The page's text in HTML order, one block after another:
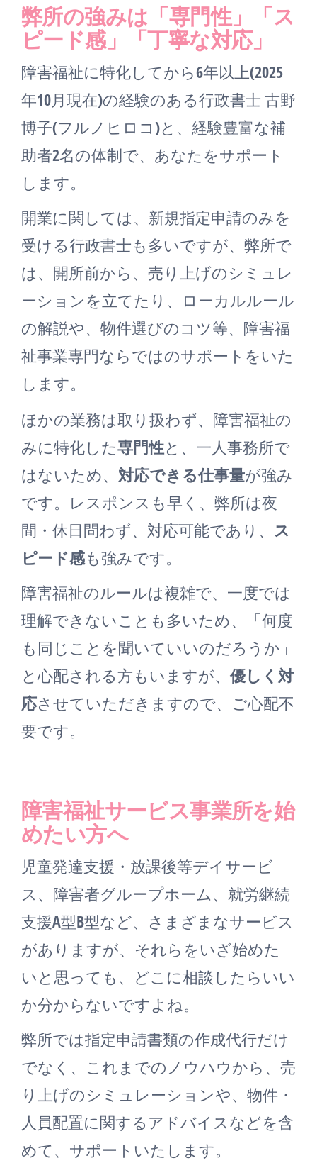
弊所の強みは「専門性」「ス
ピード感」「丁寧な対応」
障害福祉に特化してから6年以上(2025
年10月現在)の経験のある行政書士 古野
博子(フルノヒロコ)と、経験豊富な補
助者2名の体制で、あなたをサポート
します。
開業に関しては、新規指定申請のみを
受ける行政書士も多いですが、弊所で
は、開所前から、売り上げのシミュレ
ーションを立てたり、ローカルルール
の解説や、物件選びのコツ等、障害福
祉事業専門ならではのサポートをいた
します。
ほかの業務は取り扱わず、障害福祉の
みに特化した専門性と、一人事務所で
はないため、 対応できる仕事量が強み
です。レスポンスも早く、弊所は夜
間・休日問わず、対応可能であり、 ス
ピード感も強みです。
障害福祉のルールは複雑で、一度では
理解できないことも多いため、「何度
も同じことを聞いていいのだろうか」
と心配される方もいますが、 優しく対
応させていただきますので、ご心配不
要です。
障害福祉サービス事業所を始
めたい方へ
児童発達支援・放課後等デイサービ
ス、障害者グループホーム、就労継続
支援A型B型など、さまざまなサービス
がありますが、それらをいざ始めた
いと思っても、どこに相談したらいい
か分からないですよね。
弊所では指定申請書類の作成代行だけ
でなく、これまでのノウハウから、売
り上げのシミュレーションや、物件・
人員配置に関するアドバイスなどを含
めて、サポートいたします。